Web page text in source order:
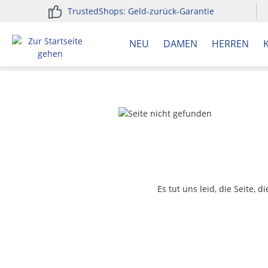
Zur Hauptnavigation springen
TrustedShops: Geld-zurück-Garantie
NEU DAMEN HERREN
Es tut uns leid, die Seite,